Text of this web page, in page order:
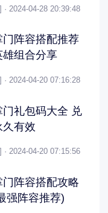
· 2024-04-28 20:39:48
门阵容搭配推荐
雄组合分享
· 2024-04-20 07:16:28
门礼包码大全 兑
久有效
· 2024-04-20 07:15:56
门阵容搭配攻略
强阵容推荐)